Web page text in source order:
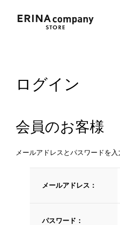
ログイン
会員のお客様
メールアドレスとパスワードを
メールアドレス：
パスワード：